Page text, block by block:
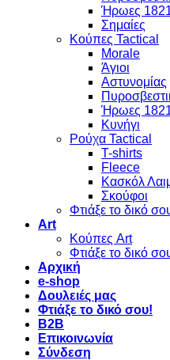
Ήρωες
Σημαίες
Κούπες Tactical
Morale
Άγιοι
Αστυνομίας
Ήρωες
Κυνήγι
Ρούχα Tactical
T-shirts
Fleece
Κασκόλ
Σκούφοι
Φτιάξε το δικό
Art
Κούπες Art
Φτιάξε το δικό
Αρχική
e-shop
Δουλειές μας
Φτιάξε το δικό σου!
B2B
Επικοινωνία
Σύνδεση